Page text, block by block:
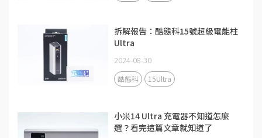
拆解報告：酷態科15號超級電能柱
Ultra
2024-08-30
酷態科 15Ultra
小米14 Ultra 充電器不知道怎麼
選？看完這篇文章就知道了